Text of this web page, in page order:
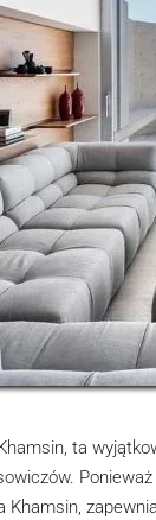
ta
Khamsin,